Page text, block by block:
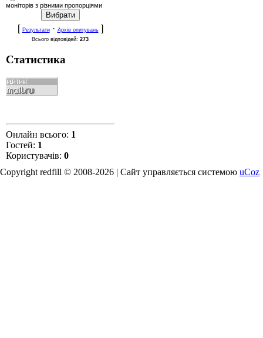
моніторів з різними пропорціями
[ Результати· Архів опитувань]
Всього відповідей: 273
Статистика
Онлайн всього: 1
Гостей: 1
Користувачів: 0
Copyright redfill © 2008-2026 | Сайт управляється системою uCoz